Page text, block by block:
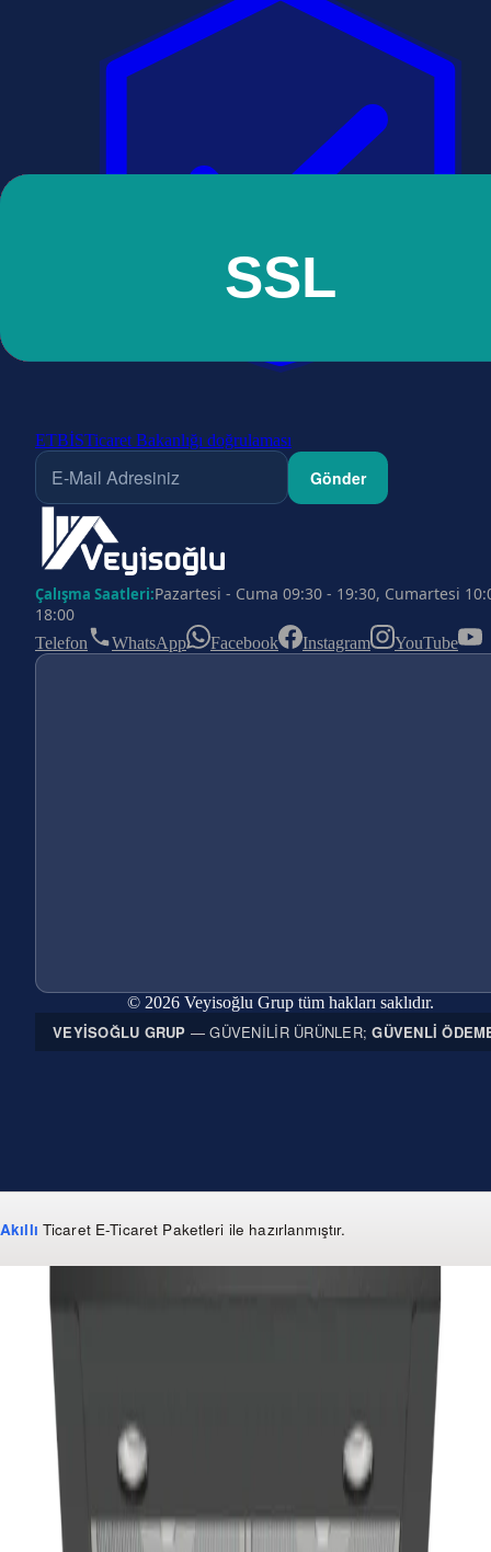
ETBİSTicaret Bakanlığı doğrulaması
Gönder
Çalışma Saatleri:Pazartesi - Cuma 09:30 - 19:30, Cumartesi
18:00
Telefon WhatsApp Facebook Instagram YouTube
© 2026 Veyisoğlu Grup tüm hakları saklıdır.
VEYISOĞLU GRUP — GÜVENILIR ÜRÜNLER;GÜVENLI
Akıllı Ticaret E-Ticaret Paketleri ile hazırlanmıştır.
0 850 303 99 73